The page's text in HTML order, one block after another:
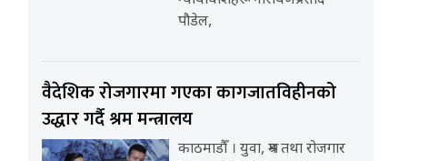
पौडेल,
वैदेशिक रोजगारमा गएका कागजातविहीनको
उद्धार गर्दै श्रम मन्त्रालय
काठमाडौँ । युवा, श्रम तथा रोजगार